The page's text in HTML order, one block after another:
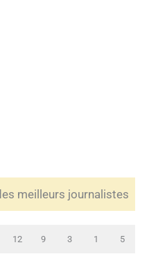
meilleurs journalistes
12 9 3 1 5